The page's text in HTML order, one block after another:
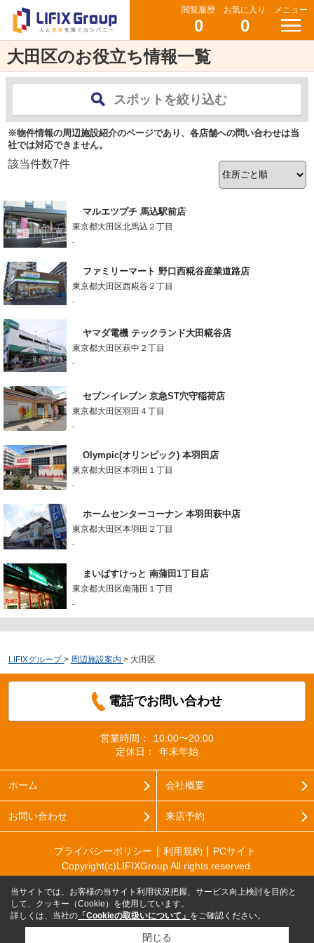
閲覧履歴
0
お気に入り
0
メニュー
大田区のお役立ち情報一覧
スポットを絞り込む
※物件情報の周辺施設紹介のページであり、各店舗への問い合わせは当
社では対応できません。
該当件数7件
マルエツプチ 馬込駅前店
東京都大田区北馬込２丁目
-
ファミリーマート 野口西糀谷産業道路店
東京都大田区西糀谷２丁目
-
ヤマダ電機 テックランド大田糀谷店
東京都大田区萩中２丁目
-
セブンイレブン 京急ST穴守稲荷店
東京都大田区羽田４丁目
-
Olympic(オリンピック) 本羽田店
東京都大田区本羽田１丁目
-
ホームセンターコーナン 本羽田萩中店
東京都大田区本羽田２丁目
-
まいばすけっと 南蒲田1丁目店
東京都大田区南蒲田１丁目
-
LIFIXグループ > 周辺施設案内 > 大田区
電話でお問い合わせ
営業時間：
10:00〜20:00
定休日：
年末年始
ホーム 会社概要
お問い合わせ 来店予約
プライバシーポリシー 利用規約
PCサイト
Copyright(c)LIFIXGroup All rights reserved.
当サイトでは、お客様の当サイト利用状況把握、サービス向上検討を目的と
して、クッキー（Cookie）を使用しています。
詳しくは、当社の 「Cookieの取扱いについて」 をご確認ください。
閉じる